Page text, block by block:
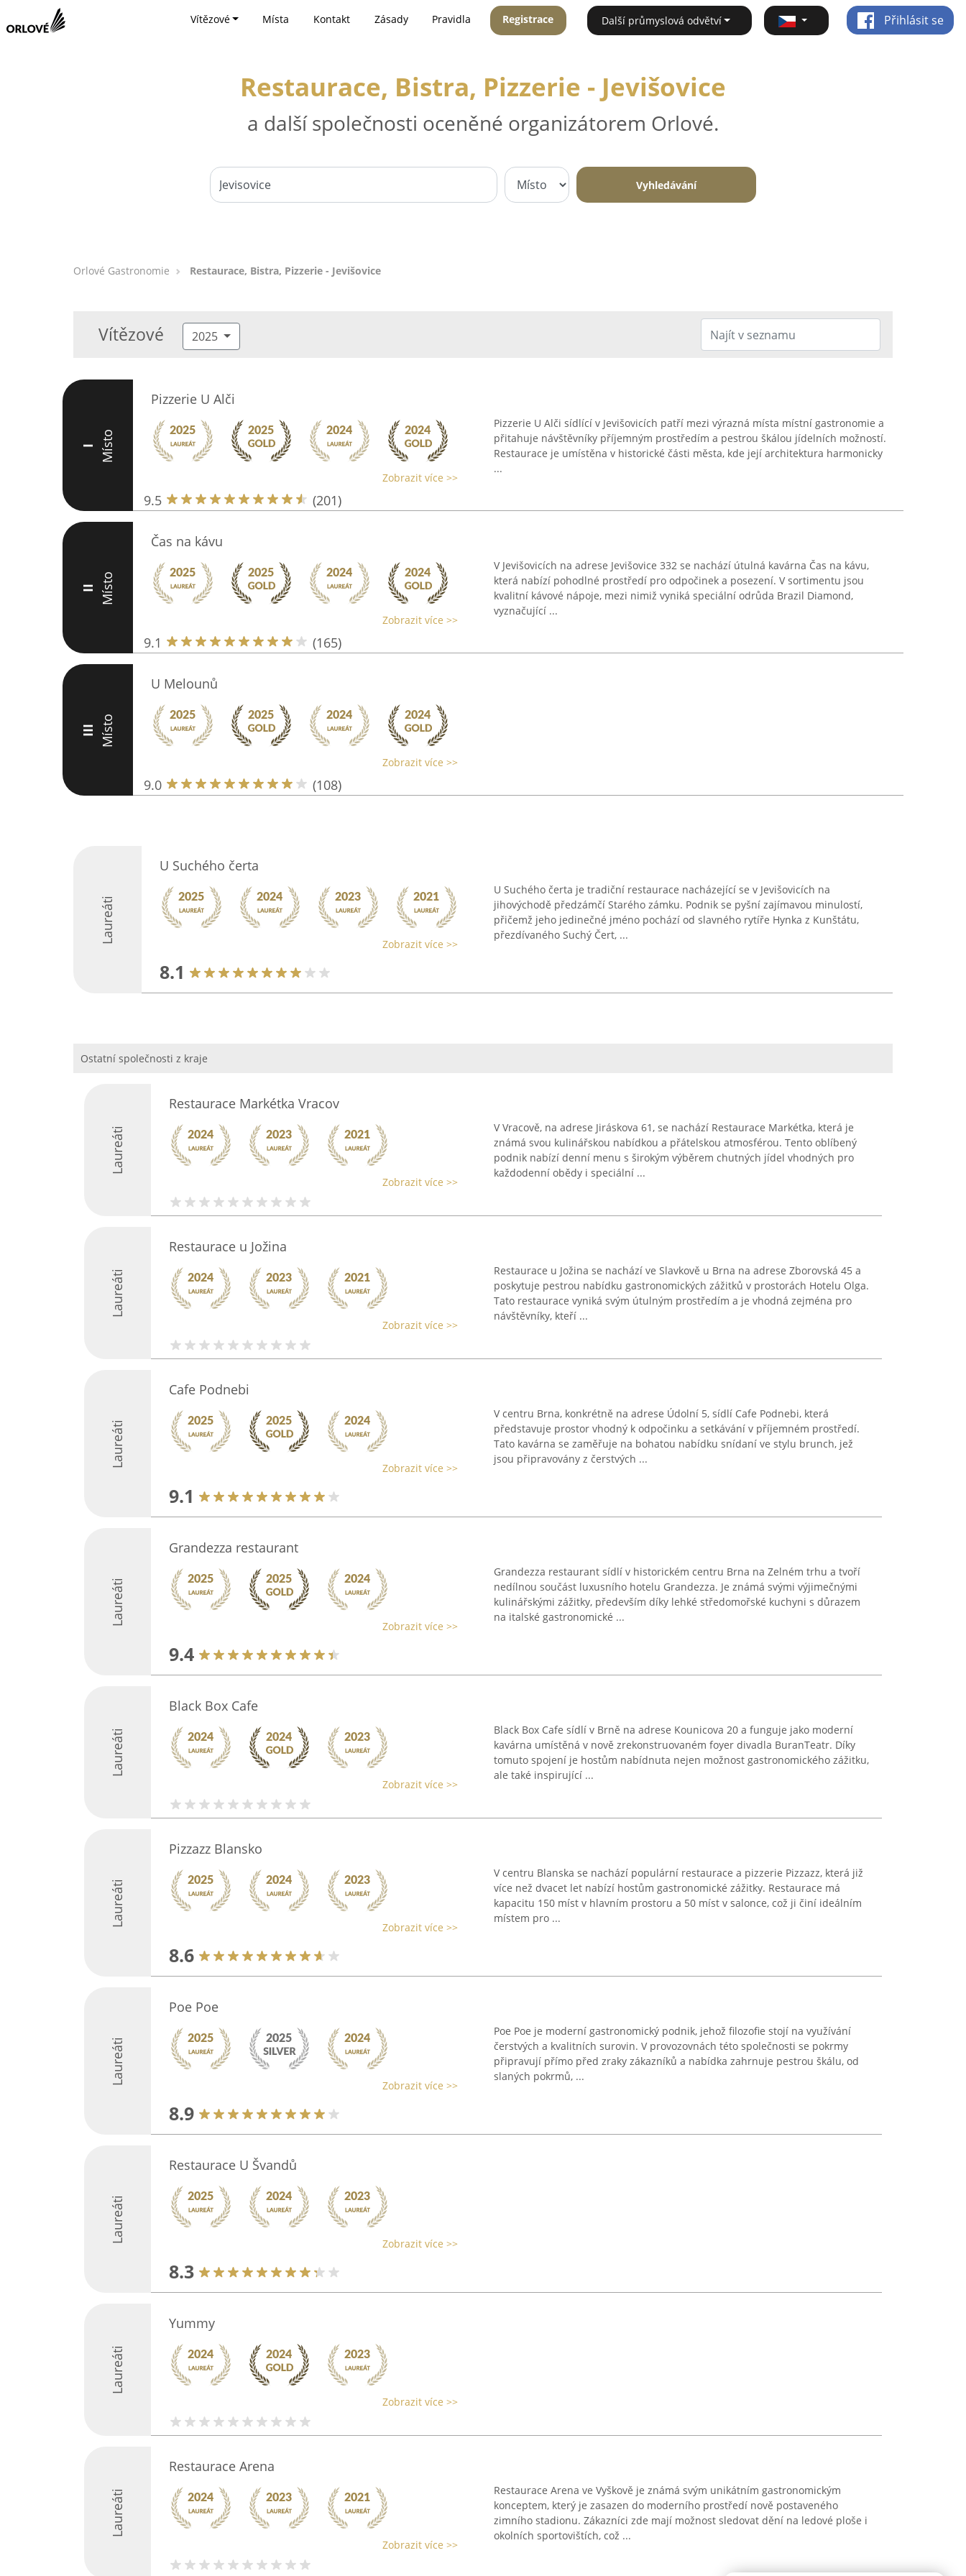
Vítězové Místa Kontakt Zásady Pravidla Registrace Další průmyslová odvětví Přihlásit se
Restaurace, Bistra, Pizzerie - Jevišovice
a další společnosti oceněné organizátorem Orlové.
Vyhledávání
Orlové Gastronomie Restaurace, Bistra, Pizzerie - Jevišovice
Vítězové 2025
I Místo
Pizzerie U Alči
Zobrazit více >>
9.5 (201)
Pizzerie U Alči sídlící v Jevišovicích patří mezi výrazná místa místní gastronomie a
přitahuje návštěvníky příjemným prostředím a pestrou škálou jídelních možností.
Restaurace je umístěna v historické části města, kde její architektura harmonicky
...
II Místo
Čas na kávu
Zobrazit více >>
9.1 (165)
V Jevišovicích na adrese Jevišovice 332 se nachází útulná kavárna Čas na kávu,
která nabízí pohodlné prostředí pro odpočinek a posezení. V sortimentu jsou
kvalitní kávové nápoje, mezi nimiž vyniká speciální odrůda Brazil Diamond,
vyznačující ...
III Místo
U Melounů
Zobrazit více >>
9.0 (108)
Laureáti
U Suchého čerta
Zobrazit více >>
8.1
U Suchého čerta je tradiční restaurace nacházející se v Jevišovicích na
jihovýchodě předzámčí Starého zámku. Podnik se pyšní zajímavou minulostí,
přičemž jeho jedinečné jméno pochází od slavného rytíře Hynka z Kunštátu,
přezdívaného Suchý Čert, ...
Ostatní společnosti z kraje
Laureáti
Restaurace Markétka Vracov
Zobrazit více >>
V Vracově, na adrese Jiráskova 61, se nachází Restaurace Markétka, která je
známá svou kulinářskou nabídkou a přátelskou atmosférou. Tento oblíbený
podnik nabízí denní menu s širokým výběrem chutných jídel vhodných pro
každodenní obědy i speciální ...
Laureáti
Restaurace u Jožina
Zobrazit více >>
Restaurace u Jožina se nachází ve Slavkově u Brna na adrese Zborovská 45 a
poskytuje pestrou nabídku gastronomických zážitků v prostorách Hotelu Olga.
Tato restaurace vyniká svým útulným prostředím a je vhodná zejména pro
návštěvníky, kteří ...
Laureáti
Cafe Podnebi
Zobrazit více >>
9.1
V centru Brna, konkrétně na adrese Údolní 5, sídlí Cafe Podnebi, která
představuje prostor vhodný k odpočinku a setkávání v příjemném prostředí.
Tato kavárna se zaměřuje na bohatou nabídku snídaní ve stylu brunch, jež
jsou připravovány z čerstvých ...
Laureáti
Grandezza restaurant
Zobrazit více >>
9.4
Grandezza restaurant sídlí v historickém centru Brna na Zelném trhu a tvoří
nedílnou součást luxusního hotelu Grandezza. Je známá svými výjimečnými
kulinářskými zážitky, především díky lehké středomořské kuchyni s důrazem
na italské gastronomické ...
Laureáti
Black Box Cafe
Zobrazit více >>
Black Box Cafe sídlí v Brně na adrese Kounicova 20 a funguje jako moderní
kavárna umístěná v nově zrekonstruovaném foyer divadla BuranTeatr. Díky
tomuto spojení je hostům nabídnuta nejen možnost gastronomického zážitku,
ale také inspirující ...
Laureáti
Pizzazz Blansko
Zobrazit více >>
8.6
V centru Blanska se nachází populární restaurace a pizzerie Pizzazz, která již
více než dvacet let nabízí hostům gastronomické zážitky. Restaurace má
kapacitu 150 míst v hlavním prostoru a 50 míst v salonce, což ji činí ideálním
místem pro ...
Laureáti
Poe Poe
Zobrazit více >>
8.9
Poe Poe je moderní gastronomický podnik, jehož filozofie stojí na využívání
čerstvých a kvalitních surovin. V provozovnách této společnosti se pokrmy
připravují přímo před zraky zákazníků a nabídka zahrnuje pestrou škálu, od
slaných pokrmů, ...
Laureáti
Restaurace U Švandů
Zobrazit více >>
8.3
Laureáti
Yummy
Zobrazit více >>
Laureáti
Restaurace Arena
Zobrazit více >>
Restaurace Arena ve Vyškově je známá svým unikátním gastronomickým
konceptem, který je zasazen do moderního prostředí nově postaveného
zimního stadionu. Zákazníci zde mají možnost sledovat dění na ledové ploše i
okolních sportovištích, což ...